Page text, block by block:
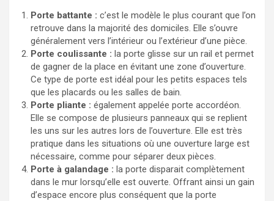
Porte battante : c’est le modèle le plus courant que l’on
retrouve dans la majorité des domiciles. Elle s’ouvre
généralement vers l’intérieur ou l’extérieur d’une pièce.
Porte coulissante : la porte glisse sur un rail et permet
de gagner de la place en évitant une zone d’ouverture.
Ce type de porte est idéal pour les petits espaces tels
que les placards ou les salles de bain.
Porte pliante : également appelée porte accordéon.
Elle se compose de plusieurs panneaux qui se replient
les uns sur les autres lors de l’ouverture. Elle est très
pratique dans les situations où une ouverture large est
nécessaire, comme pour séparer deux pièces.
Porte à galandage : la porte disparait complètement
dans le mur lorsqu’elle est ouverte. Offrant ainsi un gain
d’espace encore plus conséquent que la porte